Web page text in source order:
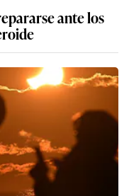
ante los